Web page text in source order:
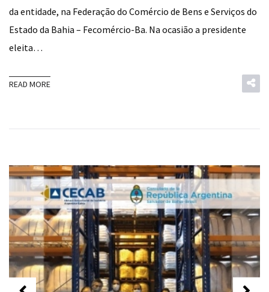
da entidade, na Federação do Comércio de Bens e Serviços do
Estado da Bahia – Fecomércio-Ba. Na ocasião a presidente
eleita…
READ MORE